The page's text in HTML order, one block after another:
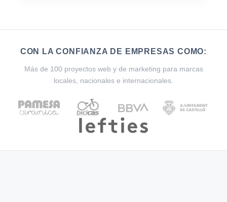
CON LA CONFIANZA DE EMPRESAS COMO:
Más de 100 proyectos web y de marketing para marcas
locales, nacionales e internacionales.